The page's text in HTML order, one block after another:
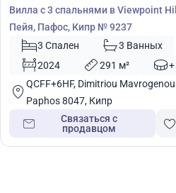
Вилла с 3 спальнями в Viewpoint
Пейя, Пафос, Кипр № 9237
3 Спален
3 Ванных
2024
291 м²
QCFF+6HF, Dimitriou
Paphos 8047, Кипр
Связаться с
продавцом